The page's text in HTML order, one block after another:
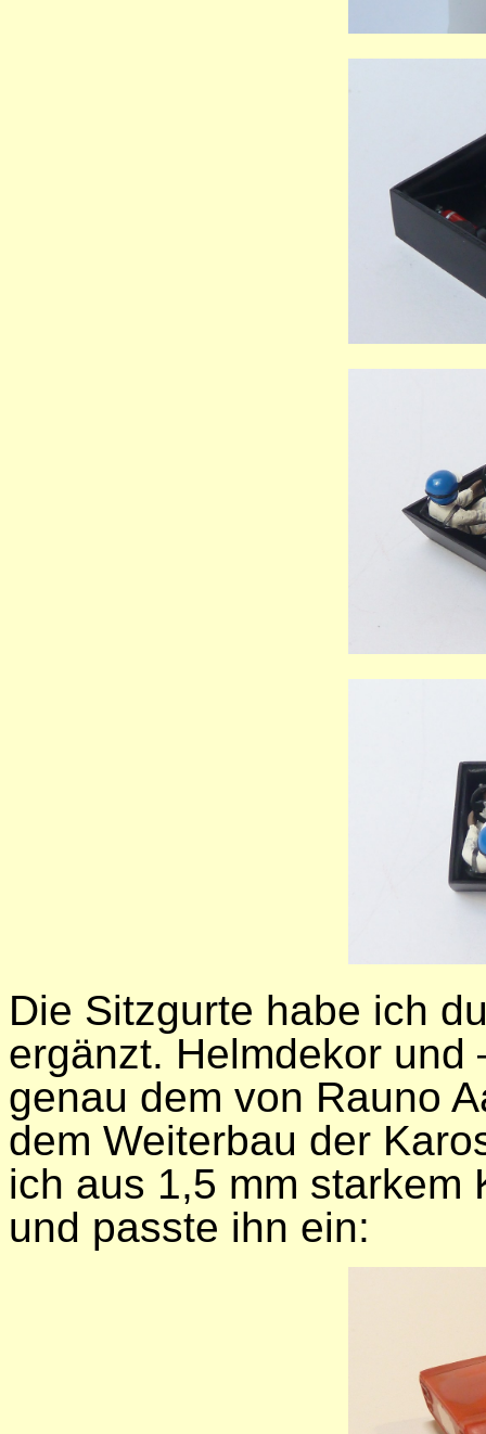
Die Sitzgurte habe ich
ergänzt. Helmdekor
genau dem von Rauno
dem Weiterbau der
ich aus 1,5 mm starkem
und passte ihn ein: